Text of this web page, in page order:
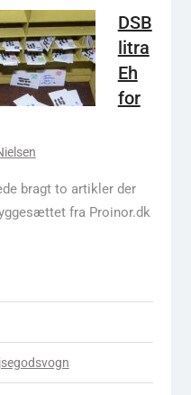
DSB
litra
Eh
for
bragt to artikler der
fra Proinor.dk